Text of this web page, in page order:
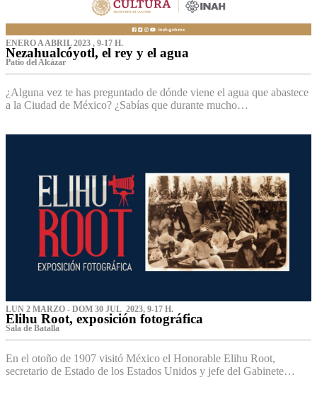
ENERO A ABRIL 2023 , 9-17 H.
Nezahualcóyotl, el rey y el agua
Patio del Alcázar
¿Alguna vez te has preguntado de dónde viene el agua que abastece
a la Ciudad de México? ¿Sabías que durante mucho…
LUN 2 MARZO - DOM 30 JUL 2023, 9-17 H.
Elihu Root, exposición fotográfica
Sala de Batalla
En el otoño de 1907 visitó México el Honorable Elihu Root,
secretario de Estado de los Estados Unidos y jefe del Gabinete…